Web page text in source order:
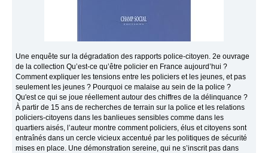
Une enquête sur la dégradation des rapports police-citoyen. 2e ouvrage
de la collection Qu’est-ce qu’être policier en France aujourd’hui ?
Comment expliquer les tensions entre les policiers et les jeunes, et pas
seulement les jeunes ? Pourquoi ce malaise au sein de la police ?
Qu'est ce qui se joue réellement autour des chiffres de la délinquance ?
À partir de 15 ans de recherches de terrain sur la police et les relations
policiers-citoyens dans les banlieues sensibles comme dans les
quartiers aisés, l’auteur montre comment policiers, élus et citoyens sont
entraînés dans un cercle vicieux accentué par les politiques de sécurité
mises en place. Une démonstration sereine, qui ne s’inscrit pas dans